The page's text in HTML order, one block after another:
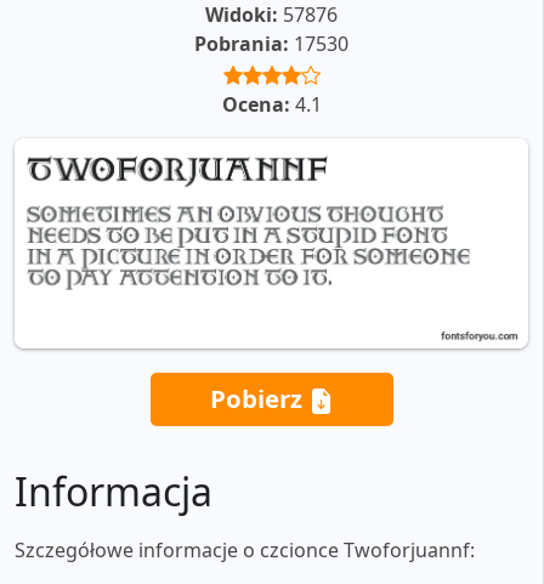
Widoki: 57876
Pobrania: 17530
Ocena: 4.1
Pobierz
Informacja
Szczegółowe informacje o czcionce Twoforjuannf: